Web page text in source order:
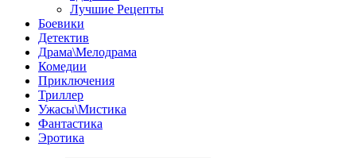
Лучшие Рецепты
Боевики
Детектив
Драма\Мелодрама
Комедии
Приключения
Триллер
Ужасы\Мистика
Фантастика
Эротика